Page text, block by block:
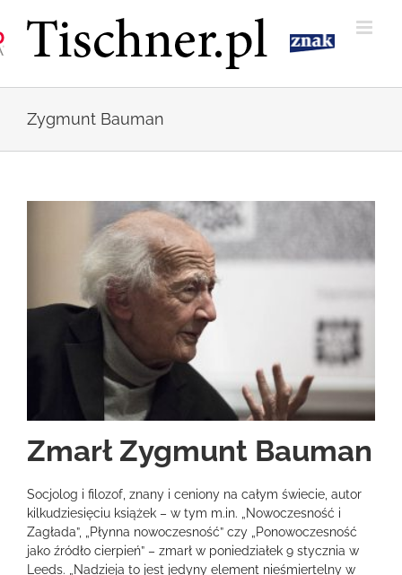
zawartości
Zygmunt Bauman
Zmarł Zygmunt Bauman
Socjolog i filozof, znany i ceniony na całym świecie, autor
kilkudziesięciu książek – w tym m.in. „Nowoczesność i
Zagłada”, „Płynna nowoczesność” czy „Ponowoczesność
jako źródło cierpień” – zmarł w poniedziałek 9 stycznia w
Leeds. „Nadzieja to jest jedyny element nieśmiertelny w